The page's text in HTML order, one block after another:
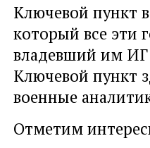
Ключевой пункт
который все эти
владевший им ИГ
Ключевой пункт
военные
Отметим